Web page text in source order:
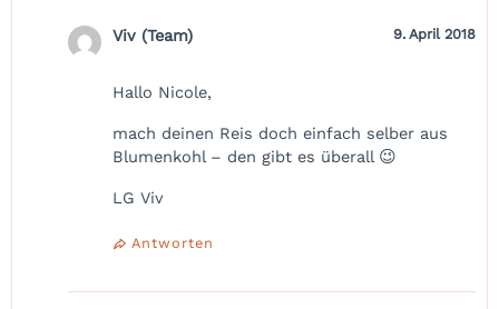
Viv (Team) 9. April 2018
Hallo Nicole,
mach deinen Reis doch einfach selber aus
Blumenkohl – den gibt es überall 😉
LG Viv
Antworten